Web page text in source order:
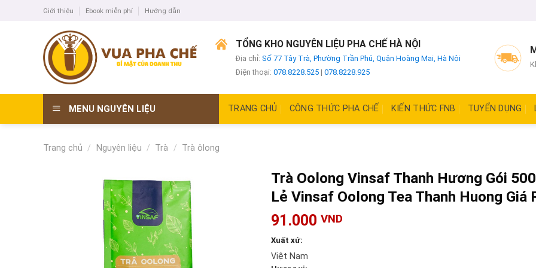
Giới thiệu Ebook miễn phí Hướng dẫn
TỔNG KHO NGUYÊN LIỆU PHA CHẾ HÀ NỘI
Địa chỉ:Số 77 Tây Trà, Phường Trần Phú, Quận Hoàng Mai, Hà Nội
Điện thoại:078.8228.525 |078.8228.925
MENU NGUYÊN LIỆU TRANG CHỦ CÔNG THỨC PHA CHẾ KIẾN THỨC FNB TUYỂN DỤNG
Trang chủ / Nguyên liệu / Trà / Trà ôlong
Trà Oolong Vinsaf Thanh Hương Gói
Lẻ Vinsaf Oolong Tea Thanh Huong Giá
91.000 VND
Xuất xứ:
Việt Nam